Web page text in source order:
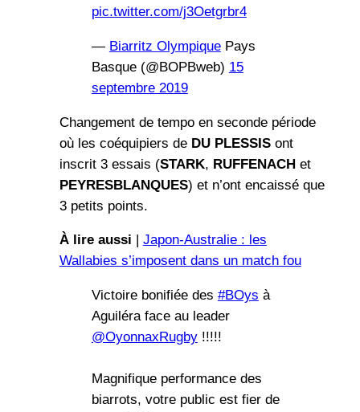
pic.twitter.com/j3Oetgrbr4
— Biarritz OlympiquePays
Basque (@BOPBweb) 15
septembre 2019
Changement de tempo en seconde période
où les coéquipiers deDU PLESSISont
inscrit 3 essais (STARK, RUFFENACH et
PEYRESBLANQUES) et n’ont encaissé que
3 petits points.
À lire aussi
Japon-Australie : les
Wallabies s’imposent dans un match fou
Victoire bonifiée des #BOys à
Aguiléra face au leader
@OyonnaxRugby!!!!!
Magnifique performance des
biarrots, votre public est fier de